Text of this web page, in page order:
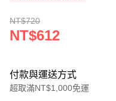
NT$720
NT$612
付款與運送方式
超取滿NT$1,000免運